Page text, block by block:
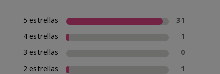
5 estrellas
31
4 estrellas
1
3 estrellas
0
2 estrellas
1